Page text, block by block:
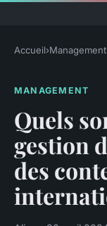
Accueil›Management
MANAGEMENT
Quels
gestion
des